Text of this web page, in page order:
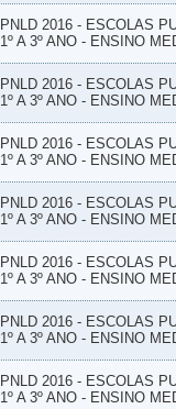
PNLD 2016 - ESCOLAS
1º A 3º ANO - ENSINO
PNLD 2016 - ESCOLAS
1º A 3º ANO - ENSINO
PNLD 2016 - ESCOLAS
1º A 3º ANO - ENSINO
PNLD 2016 - ESCOLAS
1º A 3º ANO - ENSINO
PNLD 2016 - ESCOLAS
1º A 3º ANO - ENSINO
PNLD 2016 - ESCOLAS
1º A 3º ANO - ENSINO
PNLD 2016 - ESCOLAS
1º A 3º ANO - ENSINO